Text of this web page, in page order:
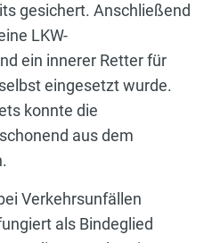
gesichert. Anschließend
LKW-
ein innerer Retter für
eingesetzt wurde.
konnte die
aus dem
Verkehrsunfällen
als Bindeglied